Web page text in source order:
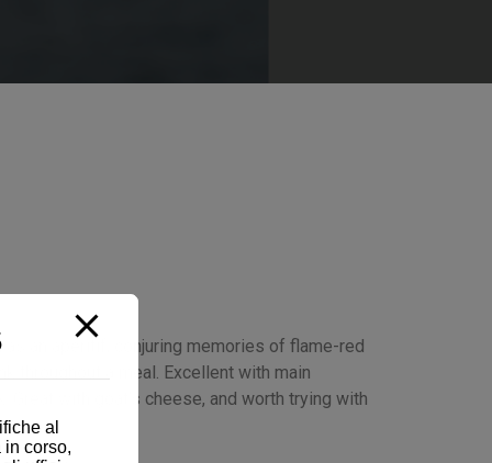
as an aperitif, conjuring memories of flame-red
throughout a meal. Excellent with main
Great with goat’s cheese, and worth trying with
al
corso,